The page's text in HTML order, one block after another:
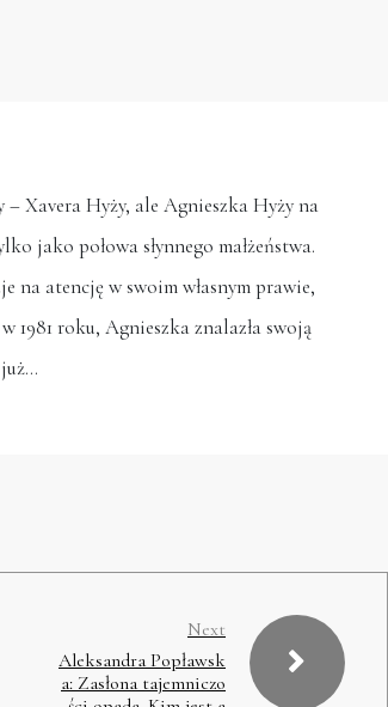
Xavera Hyży, ale Agnieszka Hyży na
jako połowa słynnego małżeństwa.
na atencję w swoim własnym prawie,
roku, Agnieszka znalazła swoją
Next
Aleksandra Popławsk
a: Zasłona tajemniczo